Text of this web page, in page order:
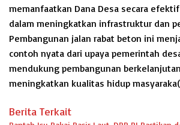
memanfaatkan Dana Desa secara
dalam meningkatkan infrastruktur dan
Pembangunan jalan rabat beton ini
contoh nyata dari upaya pemerintah
mendukung pembangunan
meningkatkan kualitas hidup
Berita Terkait